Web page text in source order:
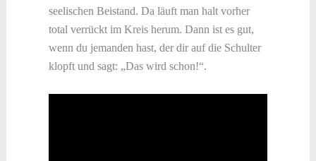
seelischen Beistand. Da läuft man halt vorher
total verrückt im Kreis herum. Dann ist es gut,
wenn du jemanden hast, der dir auf die Schulter
klopft und sagt: „Das wird schon!“.